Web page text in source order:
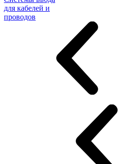
для кабелей и
проводов